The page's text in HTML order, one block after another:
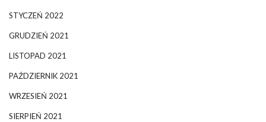
STYCZEŃ 2022
GRUDZIEŃ 2021
LISTOPAD 2021
PAŹDZIERNIK 2021
WRZESIEŃ 2021
SIERPIEŃ 2021